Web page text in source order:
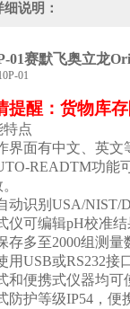
细说明：
01赛默飞奥立龙
提醒：货物库
特点
界面有中文、英文
READTM功能
动识别 USA/NIST/
仪可编辑pH校准
存多至2000组测量
用USB或RS232接
和便携式仪器均可
防护等级IP54 ，便